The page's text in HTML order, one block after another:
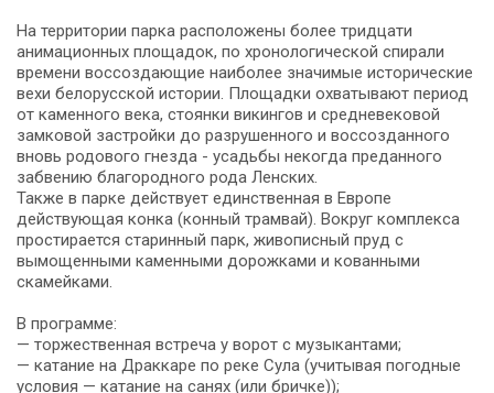
На территории парка расположены более тридцати
анимационных площадок, по хронологической спирали
времени воссоздающие наиболее значимые исторические
вехи белорусской истории. Площадки охватывают период
от каменного века, стоянки викингов и средневековой
замковой застройки до разрушенного и воссозданного
вновь родового гнезда - усадьбы некогда преданного
забвению благородного рода Ленских.
Также в парке действует единственная в Европе
действующая конка (конный трамвай). Вокруг комплекса
простирается старинный парк, живописный пруд с
вымощенными каменными дорожками и кованными
скамейками.
В программе:
— торжественная встреча у ворот с музыкантами;
— катание на Драккаре по реке Сула (учитывая погодные
условия — катание на санях (или бричке));